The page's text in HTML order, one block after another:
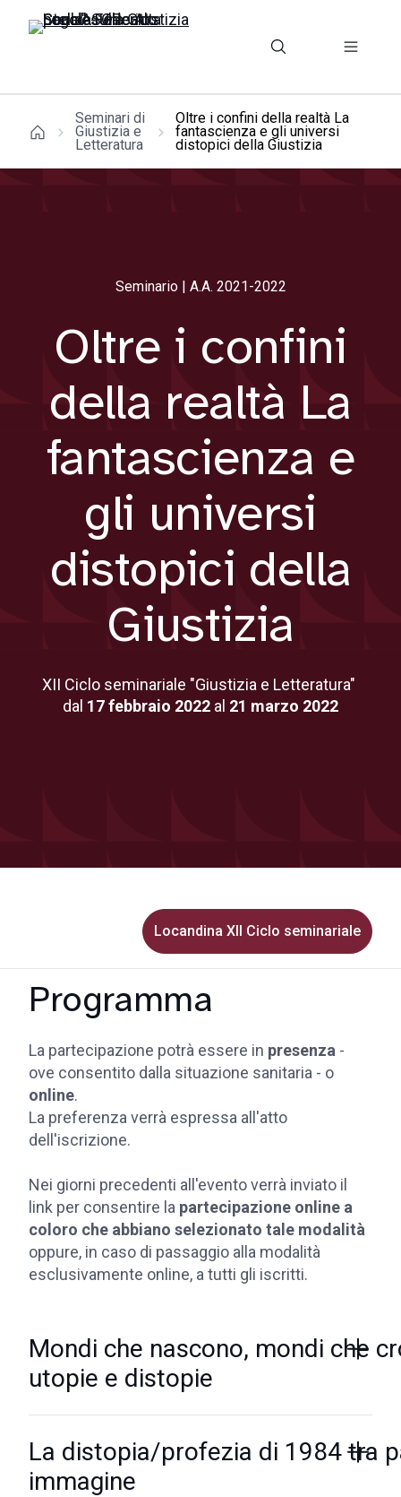
Seminari di
Giustizia e
Letteratura
Oltre i confini della realtà La
fantascienza e gli universi
distopici della Giustizia
Seminario | A.A. 2021-2022
Oltre i confini
della realtà La
fantascienza e
gli universi
distopici della
Giustizia
XII Ciclo seminariale "Giustizia e Letteratura"
dal 17 febbraio 2022 al 21 marzo 2022
Locandina XII Ciclo seminariale
Programma
La partecipazione potrà essere in presenza -
ove consentito dalla situazione sanitaria - o
online.
La preferenza verrà espressa all'atto
dell'iscrizione.
Nei giorni precedenti all'evento verrà inviato il
link per consentire la partecipazione online a
coloro che abbiano selezionato tale modalità
oppure, in caso di passaggio alla modalità
esclusivamente online, a tutti gli iscritti.
Mondi che nascono, mondi che
utopie e distopie
La distopia/profezia di 1984 tra
immagine